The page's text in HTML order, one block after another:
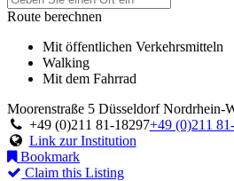
Route berechnen
Mit öffentlichen Verkehrsmitteln
Walking
Mit dem Fahrrad
Moorenstraße 5 Düsseldorf Nordrhein-
+49 (0)211 81-18297+49 (0)211
Link zur Institution
Bookmark
Claim this Listing